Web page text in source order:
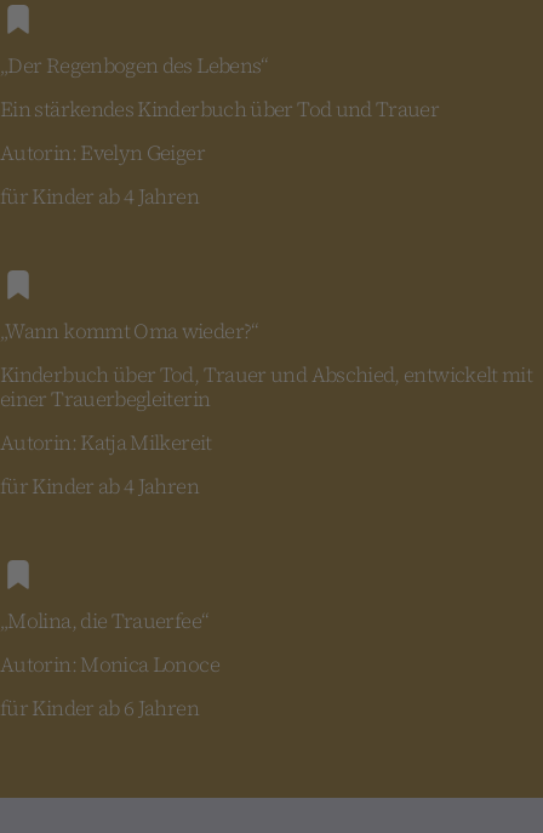
„Der Regenbogen des Lebens“
Ein stärkendes Kinderbuch über Tod und Trauer
Autorin: Evelyn Geiger
für Kinder ab 4 Jahren
„Wann kommt Oma wieder?“
Kinderbuch über Tod, Trauer und Abschied, entwickelt mit
einer Trauerbegleiterin
Autorin: Katja Milkereit
für Kinder ab 4 Jahren
„Molina, die Trauerfee“
Autorin: Monica Lonoce
für Kinder ab 6 Jahren